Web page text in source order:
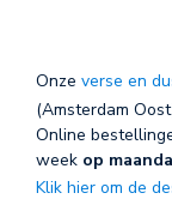
Onze verse en
(Amsterdam
Online
week op
Klik hier om de